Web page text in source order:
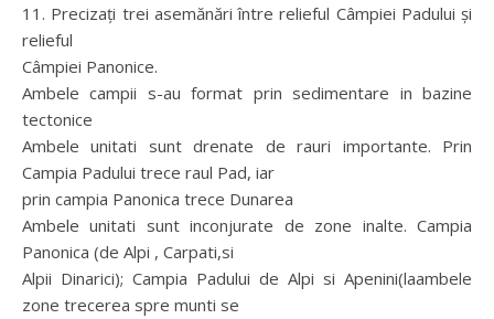
11. Precizaţi trei asemănări între relieful Câmpiei Padului şi
relieful
Câmpiei Panonice.
Ambele campii s-au format prin sedimentare in bazine
tectonice
Ambele unitati sunt drenate de rauri importante. Prin
Campia Padului trece raul Pad, iar
prin campia Panonica trece Dunarea
Ambele unitati sunt inconjurate de zone inalte. Campia
Panonica (de Alpi , Carpati,si
Alpii Dinarici); Campia Padului de Alpi si Apenini(laambele
zone trecerea spre munti se